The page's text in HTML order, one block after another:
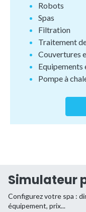
Robots
Spas
Filtration
Traitement
Couvertures
Equipements
Pompe à
Simulateur
Configurez votre spa :
équipement, prix...